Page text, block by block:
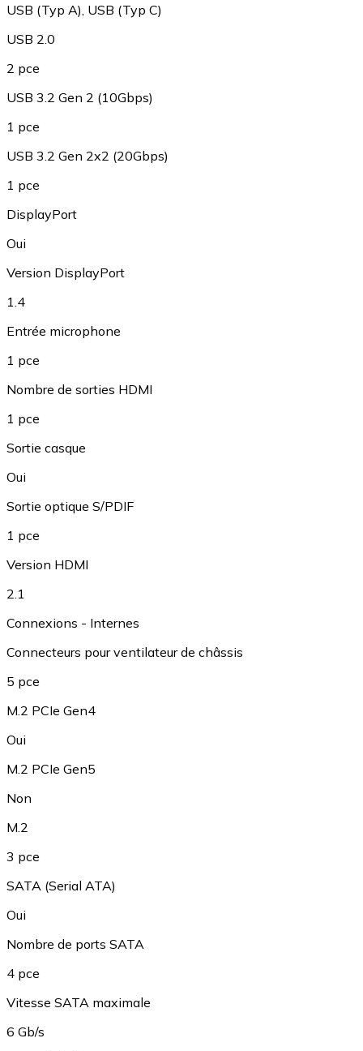
USB (Typ A) USB (Typ C)
USB 2.0
2 pce
USB 3.2 Gen 2 (10Gbps)
1 pce
USB 3.2 Gen 2x2 (20Gbps)
1 pce
DisplayPort
Oui
Version DisplayPort
1.4
Entrée microphone
1 pce
Nombre de sorties HDMI
1 pce
Sortie casque
Oui
Sortie optique S/PDIF
1 pce
Version HDMI
2.1
Connexions - Internes
Connecteurs pour ventilateur de châssis
5 pce
M.2 PCIe Gen4
Oui
M.2 PCIe Gen5
Non
M.2
3 pce
SATA (Serial ATA)
Oui
Nombre de ports SATA
4 pce
Vitesse SATA maximale
6 Gb/s